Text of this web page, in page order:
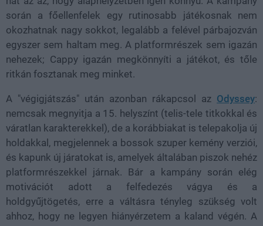
során a főellenfelek egy rutinosabb játékosnak nem
okozhatnak nagy sokkot, legalább a felével párbajozván
egyszer sem haltam meg. A platformrészek sem igazán
nehezek; Cappy igazán megkönnyíti a játékot, és tőle
ritkán fosztanak meg minket.
A "végigjátszás" után azonban rákapcsol az Odyssey:
nemcsak megnyitja a 15. helyszínt (telis-tele titkokkal és
váratlan karakterekkel), de a korábbiakat is telepakolja új
holdakkal, megjelennek a bossok szuper kemény verziói,
és kapunk új járatokat is, amelyek általában piszok nehéz
platformrészekkel járnak. Bár a kampány során elég
motivációt adott a felfedezés vágya és a
holdgyűjtögetés, erre a váltásra tényleg szükség volt
ahhoz, hogy ne legyen hiányérzetem a kaland végén. A